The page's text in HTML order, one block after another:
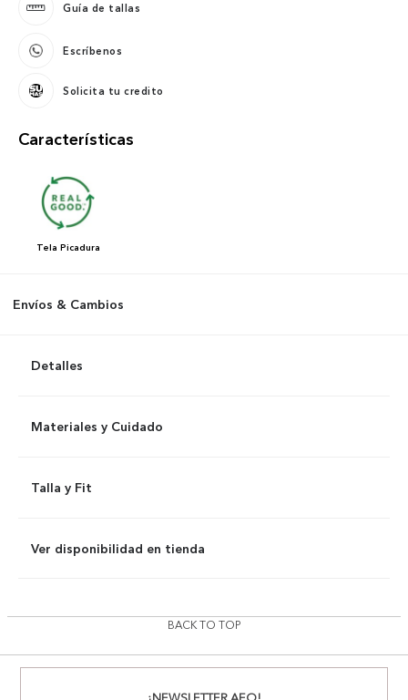
Guía de tallas
Escríbenos
Solicita tu credito
Características
Tela Picadura
Envíos & Cambios
Detalles
Materiales y Cuidado
Talla y Fit
Ver disponibilidad en tienda
BACK TO TOP
¡NEWSLETTER AEO!